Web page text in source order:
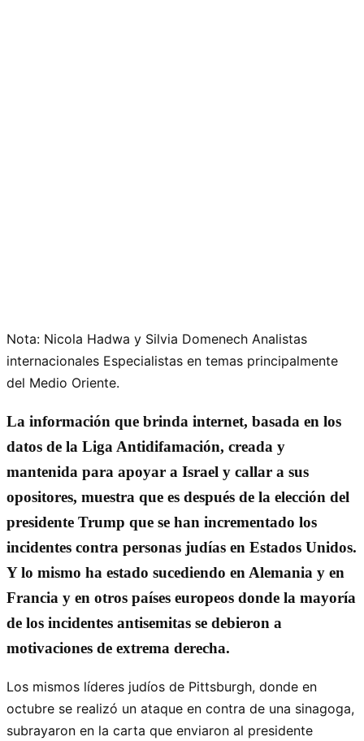
Nota: Nicola Hadwa y Silvia Domenech Analistas
internacionales Especialistas en temas principalmente
del Medio Oriente.
La información que brinda internet, basada en los
datos de la Liga Antidifamación, creada y
mantenida para apoyar a Israel y callar a sus
opositores, muestra que es después de la elección del
presidente Trump que se han incrementado los
incidentes contra personas judías en Estados Unidos.
Y lo mismo ha estado sucediendo en Alemania y en
Francia y en otros países europeos donde la mayoría
de los incidentes antisemitas se debieron a
motivaciones de extrema derecha.
Los mismos líderes judíos de Pittsburgh, donde en
octubre se realizó un ataque en contra de una sinagoga,
subrayaron en la carta que enviaron al presidente